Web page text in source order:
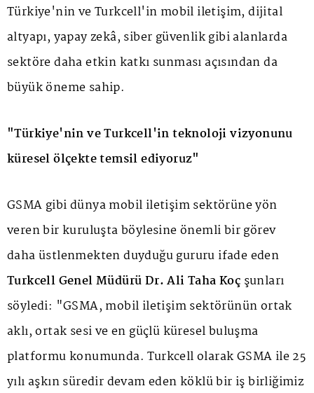
Türkiye'nin ve Turkcell'in mobil iletişim, dijital
altyapı, yapay zekâ, siber güvenlik gibi alanlarda
sektöre daha etkin katkı sunması açısından da
büyük öneme sahip.
"Türkiye'nin ve Turkcell'in teknoloji vizyonunu
küresel ölçekte temsil ediyoruz"
GSMA gibi dünya mobil iletişim sektörüne yön
veren bir kuruluşta böylesine önemli bir görev
daha üstlenmekten duyduğu gururu ifade eden
Turkcell Genel Müdürü Dr. Ali Taha Koç şunları
söyledi: "GSMA, mobil iletişim sektörünün ortak
aklı, ortak sesi ve en güçlü küresel buluşma
platformu konumunda. Turkcell olarak GSMA ile 25
yılı aşkın süredir devam eden köklü bir iş birliğimiz